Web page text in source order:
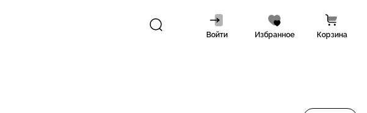
Войти Избранное Корзина